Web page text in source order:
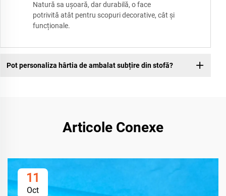
Natură sa ușoară, dar durabilă, o face
potrivită atât pentru scopuri decorative, cât și
funcționale.
Pot personaliza hârtia de ambalat subțire din stofă?
Articole Conexe
11
Oct